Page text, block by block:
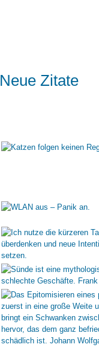
Neue Zitate